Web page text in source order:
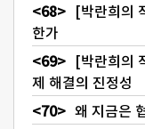
[박란희의
한가
[박란희의
제 해결의 진정성
왜 지금은